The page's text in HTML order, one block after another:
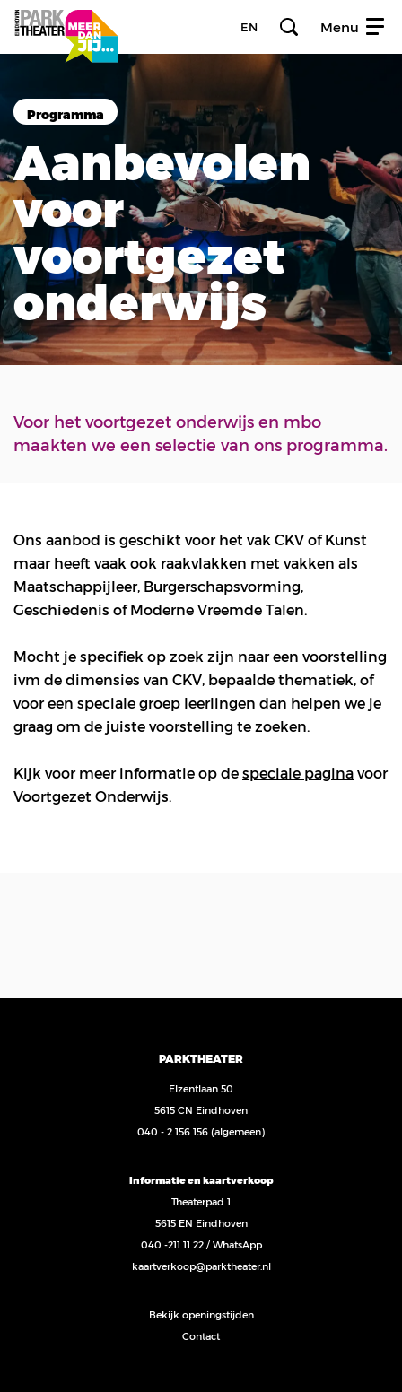
EN Menu
Programma
Aanbevolen
voor
voortgezet
onderwijs
Voor het voortgezet onderwijs en mbo
maakten we een selectie van ons programma.
Ons aanbod is geschikt voor het vak CKV of Kunst
maar heeft vaak ook raakvlakken met vakken als
Maatschappijleer, Burgerschapsvorming,
Geschiedenis of Moderne Vreemde Talen.
Mocht je specifiek op zoek zijn naar een voorstelling
ivm de dimensies van CKV, bepaalde thematiek, of
voor een speciale groep leerlingen dan helpen we je
graag om de juiste voorstelling te zoeken.
Kijk voor meer informatie op de speciale pagina voor
Voortgezet Onderwijs.
PARKTHEATER
Elzentlaan 50
5615 CN Eindhoven
040 - 2 156 156 (algemeen)
Informatie en kaartverkoop
Theaterpad 1
5615 EN Eindhoven
040 -211 11 22/WhatsApp
kaartverkoop@parktheater.nl
Bekijk openingstijden
Contact